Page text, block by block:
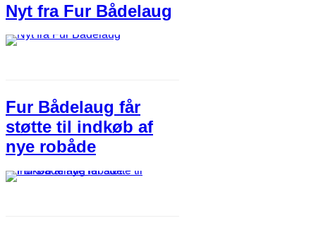
Nyt fra Fur Bådelaug
Fur Bådelaug får
støtte til indkøb af
nye robåde